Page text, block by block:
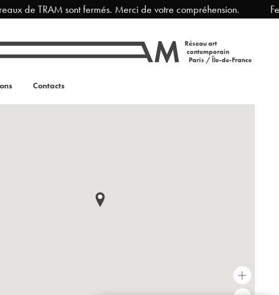
de TRAM sont fermés. Merci de votre compréhension.
Réseau art
contemporain
Paris / Île-de-France
Contacts
+